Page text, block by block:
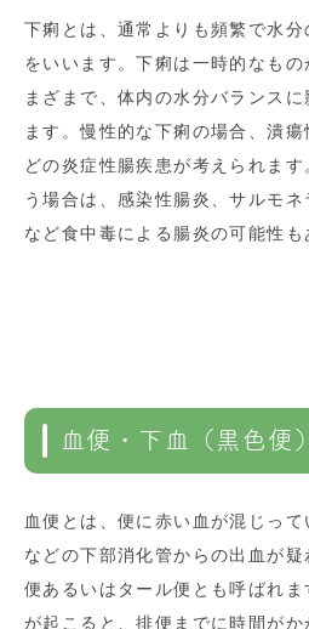
下痢とは、通常よりも頻繁で水
をいいます。下痢は一時的なも
まざまで、体内の水分バランス
ます。慢性的な下痢の場合、潰
どの炎症性腸疾患が考えられま
う場合は、感染性腸炎、サルモ
など食中毒による腸炎の可能性も
血便・下血（黒色便）
血便とは、便に赤い血が混じっ
などの下部消化管からの出血が
便あるいはタール便とも呼ばれ
が起こると、排便までに時間が